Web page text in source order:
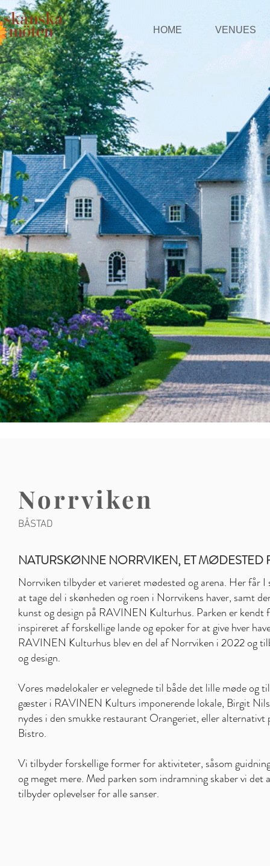
HOME VENUES
Norrviken
BÅSTAD
NATURSKØNNE NORRVIKEN, ET MØDESTED
Norrviken tilbyder et varieret mødested og arena. Her får
at tage del i skønheden og roen i Norrvikens haver, samt
kunst og design på RAVINEN Kulturhus. Parken er kendt
inspireret af forskellige lande og epoker for at give hver
RAVINEN Kulturhus blev en del af Norrviken i 2022 og
og design.
Vores mødelokaler er velegnede til både det lille møde og
gæster i RAVINEN Kulturs imponerende lokale, Birgit
nydes i den smukke restaurant Orangeriet, eller
Bistro.
Vi tilbyder forskellige former for aktiviteter, såsom
og meget mere. Med parken som indramning skaber vi det
tilbyder oplevelser for alle sanser.